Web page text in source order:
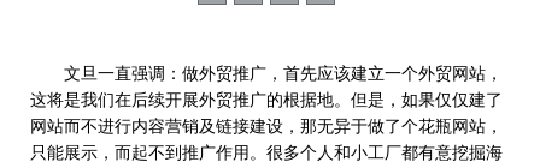
文旦一直强调：做外贸推广，首先应该建立一个外贸网站，
这将是我们在后续开展外贸推广的根据地。但是，如果仅仅建了
网站而不进行内容营销及链接建设，那无异于做了个花瓶网站，
只能展示，而起不到推广作用。很多个人和小工厂都有意挖掘海